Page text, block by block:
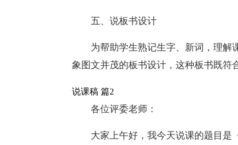
五、说板书设计
为帮助学生熟记生字、新词，理解
象图文并茂的板书设计，这种板书既符
说课稿 篇2
各位评委老师：
大家上午好，我今天说课的题目是